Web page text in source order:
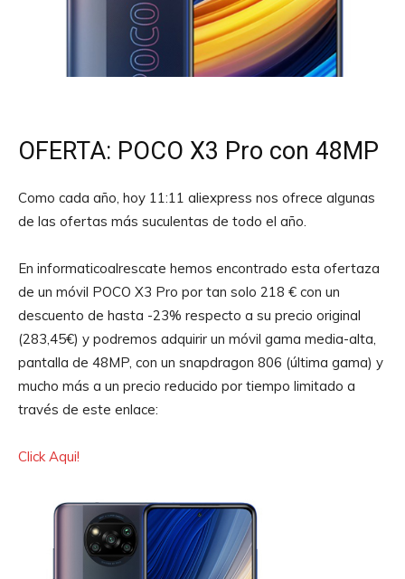
OFERTA: POCO X3 Pro con 48MP
Como cada año, hoy 11:11 aliexpress nos ofrece algunas
de las ofertas más suculentas de todo el año.
En informaticoalrescate hemos encontrado esta ofertaza
de un móvil POCO X3 Pro por tan solo 218 € con un
descuento de hasta -23% respecto a su precio original
(283,45€) y podremos adquirir un móvil gama media-alta,
pantalla de 48MP, con un snapdragon 806 (última gama) y
mucho más a un precio reducido por tiempo limitado a
través de este enlace:
Click Aqui!